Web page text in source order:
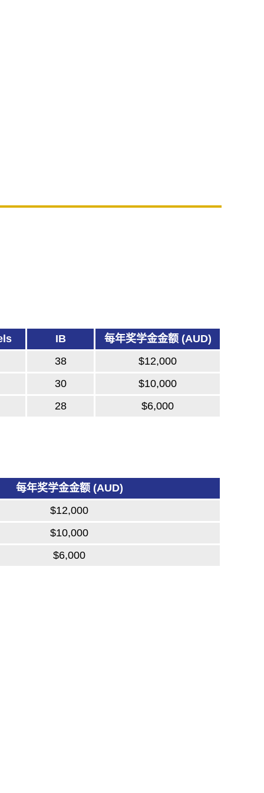
IB
每年奖学金金额 (AUD)
38
$12,000
30
$10,000
28 $6,000
每年奖学金金额 (AUD)
$12,000
$10,000
$6,000